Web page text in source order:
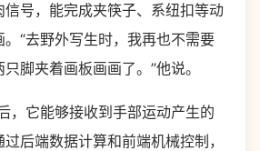
号，能完成夹筷子、系纽扣等动
“去野外写生时，我再也不需要
脚夹着画板画画了。”他说。
它能够接收到手部运动产生的
后端数据计算和前端机械控制，